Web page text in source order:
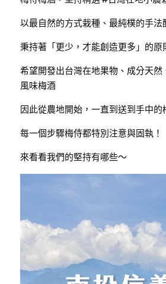
以最自然的方式栽種、最純樸的手法
秉持著「更少，才能創造更多」的原
希望開發出台灣在地果物、成分天然
風味梅酒
因此從農地開始，一直到送到手中的
每一個步驟梅侍都特別注意與固執！
來看看我們的堅持有哪些～